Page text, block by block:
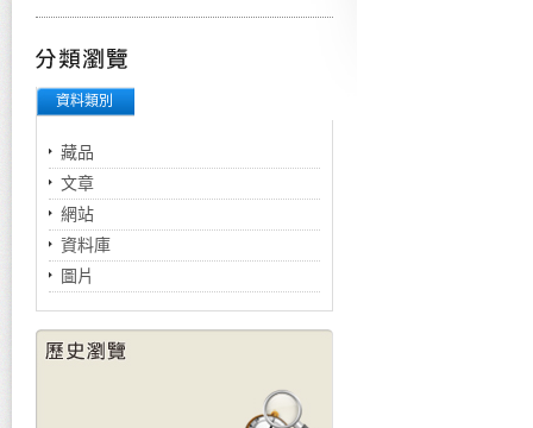
資料類別
藏品
文章
網站
資料庫
圖片